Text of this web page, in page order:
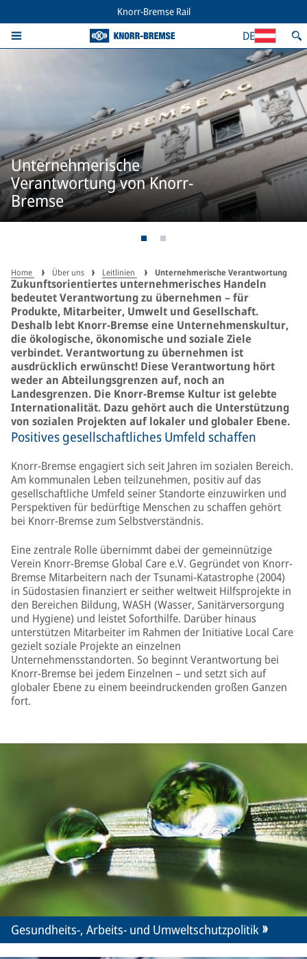
Knorr-Bremse Rail
DE
Unternehmerische
Verantwortung von Knorr-
Bremse
Home Über uns Leitlinien Unternehmerische Verantwortung
Zukunftsorientiertes unternehmerisches Handeln
bedeutet Verantwortung zu übernehmen – für
Produkte, Mitarbeiter, Umwelt und Gesellschaft.
Deshalb lebt Knorr-Bremse eine Unternehmenskultur,
die ökologische, ökonomische und soziale Ziele
verbindet. Verantwortung zu übernehmen ist
ausdrücklich erwünscht! Diese Verantwortung hört
weder an Abteilungsgrenzen auf, noch an
Landesgrenzen. Die Knorr-Bremse Kultur ist gelebte
Internationalität. Dazu gehört auch die Unterstützung
von sozialen Projekten auf lokaler und globaler Ebene.
Positives gesellschaftliches Umfeld schaffen
Knorr-Bremse engagiert sich seit Jahren im sozialen Bereich.
Am kommunalen Leben teilzunehmen, positiv auf das
gesellschaftliche Umfeld seiner Standorte einzuwirken und
Perspektiven für bedürftige Menschen zu schaffen gehört
bei Knorr-Bremse zum Selbstverständnis.
Eine zentrale Rolle übernimmt dabei der gemeinnützige
Verein Knorr-Bremse Global Care e.V. Gegründet von Knorr-
Bremse Mitarbeitern nach der Tsunami-Katastrophe (2004)
in Südostasien finanziert er seither weltweit Hilfsprojekte in
den Bereichen Bildung, WASH (Wasser, Sanitärversorgung
und Hygiene) und leistet Soforthilfe. Darüber hinaus
unterstützen Mitarbeiter im Rahmen der Initiative Local Care
gezielt soziale Projekte an einzelnen
Unternehmensstandorten. So beginnt Verantwortung bei
Knorr-Bremse bei jedem Einzelnen – und setzt sich auf
globaler Ebene zu einem beeindruckenden großen Ganzen
fort.
Gesundheits-, Arbeits- und Umweltschutzpolitik